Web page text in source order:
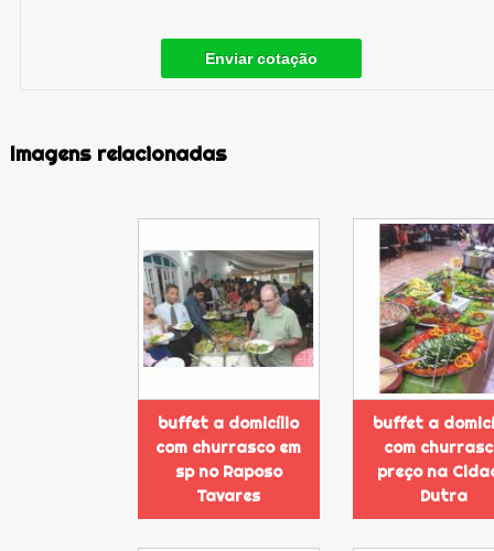
Enviar cotação
Imagens relacionadas
buffet a domicílio
com churrasco em
sp no Raposo
Tavares
buffet a
com
preço na
Dutra